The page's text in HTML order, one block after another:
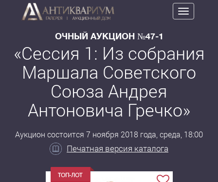
Toggle
navigation
ОЧНЫЙ АУКЦИОН №47-1
«Сессия 1: Из собрания
Маршала Советского
Союза Андрея
Антоновича Гречко»
Аукцион состоится 7 ноября 2018 года, среда, 18:00
Печатная версия каталога